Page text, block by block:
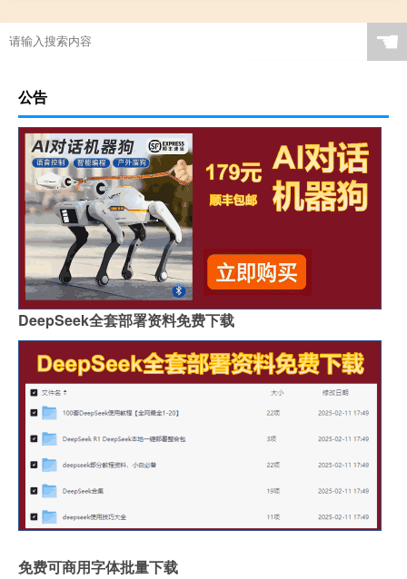
☚
公告
DeepSeek全套部署资料免费下载
免费可商用字体批量下载